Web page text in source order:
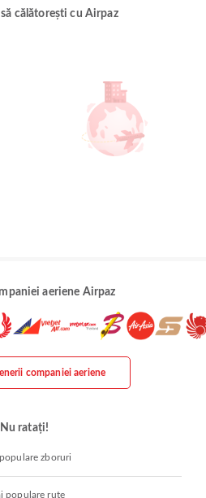
călătorești cu Airpaz
aeriene Airpaz
companiei aeriene
Nu ratați!
zboruri
populare rute